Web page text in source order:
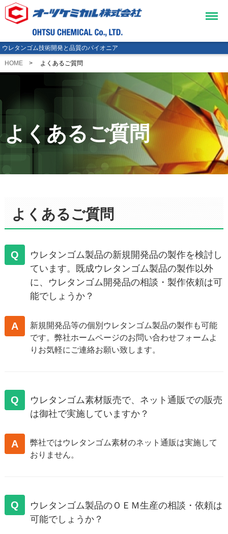
ウレタンゴム技術開発と品質のパイオニア
Menu
HOME よくあるご質問
よくあるご質問
よくあるご質問
Q
ウレタンゴム製品の新規開発品の製作を検討し
ています。既成ウレタンゴム製品の製作以外
に、ウレタンゴム開発品の相談・製作依頼は可
能でしょうか？
A
新規開発品等の個別ウレタンゴム製品の製作も可能
です。弊社ホームページのお問い合わせフォームよ
りお気軽にご連絡お願い致します。
Q
ウレタンゴム素材販売で、ネット通販での販売
は御社で実施していますか？
A
弊社ではウレタンゴム素材のネット通販は実施して
おりません。
Q
ウレタンゴム製品のＯＥＭ生産の相談・依頼は
可能でしょうか？